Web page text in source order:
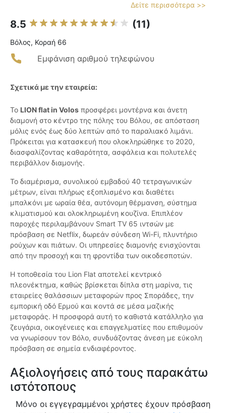
Δείτε περισσότερα >>
8.5 (11)
Βόλος, Κοραή 66
Εμφάνιση αριθμού τηλεφώνου
Σχετικά με την εταιρεία:
Το LION flat in Volos προσφέρει μοντέρνα και άνετη
διαμονή στο κέντρο της πόλης του Βόλου, σε απόσταση
μόλις ενός έως δύο λεπτών από το παραλιακό λιμάνι.
Πρόκειται για κατασκευή που ολοκληρώθηκε το 2020,
διασφαλίζοντας καθαρότητα, ασφάλεια και πολυτελές
περιβάλλον διαμονής.
Το διαμέρισμα, συνολικού εμβαδού 40 τετραγωνικών
μέτρων, είναι πλήρως εξοπλισμένο και διαθέτει
μπαλκόνι με ωραία θέα, αυτόνομη θέρμανση, σύστημα
κλιματισμού και ολοκληρωμένη κουζίνα. Επιπλέον
παροχές περιλαμβάνουν Smart TV 65 ιντσών με
πρόσβαση σε Netflix, δωρεάν σύνδεση Wi-Fi, πλυντήριο
ρούχων και πιάτων. Οι υπηρεσίες διαμονής ενισχύονται
από την προσοχή και τη φροντίδα των οικοδεσποτών.
Η τοποθεσία του Lion Flat αποτελεί κεντρικό
πλεονέκτημα, καθώς βρίσκεται δίπλα στη μαρίνα, τις
εταιρείες θαλάσσιων μεταφορών προς Σποράδες, την
εμπορική οδό Ερμού και κοντά σε μέσα μαζικής
μεταφοράς. Η προσφορά αυτή το καθιστά κατάλληλο για
ζευγάρια, οικογένειες και επαγγελματίες που επιθυμούν
να γνωρίσουν τον Βόλο, συνδυάζοντας άνεση με εύκολη
πρόσβαση σε σημεία ενδιαφέροντος.
Αξιολογήσεις από τους παρακάτω
ιστότοπους
Μόνο οι εγγεγραμμένοι χρήστες έχουν πρόσβαση